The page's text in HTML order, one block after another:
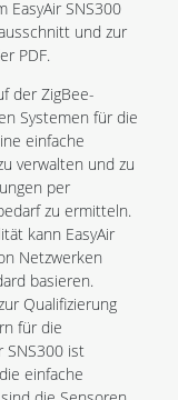
EasyAir SNS300
und zur
PDF.
der ZigBee-
Systemen für die
einfache
verwalten und zu
per
zu ermitteln.
kann EasyAir
Netzwerken
basieren.
Qualifizierung
für die
SNS300 ist
einfache